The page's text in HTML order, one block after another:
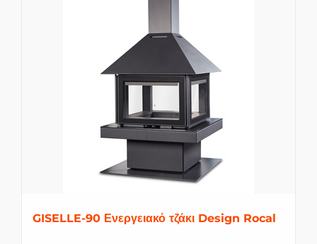
GISELLE-90 Ενεργειακό τζάκι Design Rocal